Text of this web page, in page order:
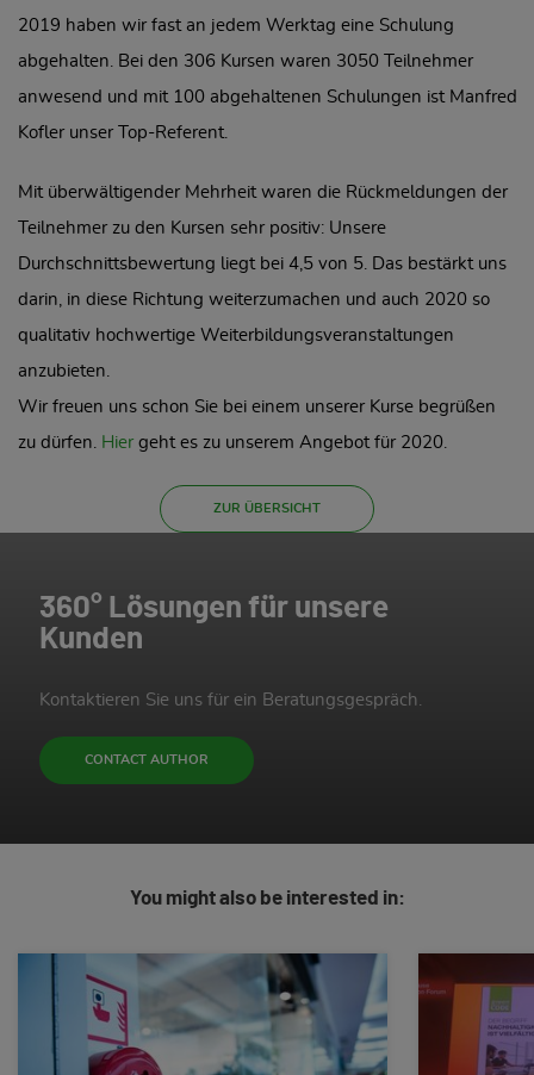
2019 haben wir fast an jedem Werktag eine Schulung
abgehalten. Bei den 306 Kursen waren 3050 Teilnehmer
anwesend und mit 100 abgehaltenen Schulungen ist Manfred
Kofler unser Top-Referent.
Mit überwältigender Mehrheit waren die Rückmeldungen der
Teilnehmer zu den Kursen sehr positiv: Unsere
Durchschnittsbewertung liegt bei 4,5 von 5. Das bestärkt uns
darin, in diese Richtung weiterzumachen und auch 2020 so
qualitativ hochwertige Weiterbildungsveranstaltungen
anzubieten.
Wir freuen uns schon Sie bei einem unserer Kurse begrüßen
zu dürfen. Hiergeht es zu unserem Angebot für 2020.
ZUR ÜBERSICHT
360° Lösungen für unsere
Kunden
Kontaktieren Sie uns für ein Beratungsgespräch.
CONTACT AUTHOR
You might also be interested in: